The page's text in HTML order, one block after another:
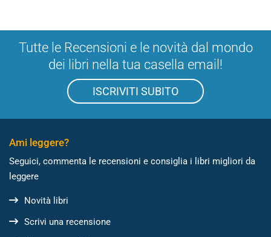
Tutte le Recensioni e le novità dal mondo
dei libri nella tua casella email!
ISCRIVITI SUBITO
Ami leggere?
Seguici, commenta le recensioni e consiglia i libri migliori da
leggere
Novità libri
Scrivi una recensione